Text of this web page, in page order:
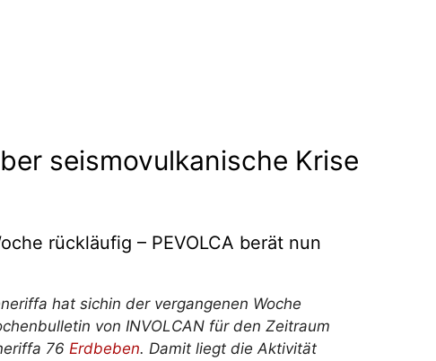
seismovulkanische Krise
rückläufig – PEVOLCA berät nun
hat sichin der vergangenen Woche
von INVOLCAN für den Zeitraum
76 Erdbeben. Damit liegt die Aktivität